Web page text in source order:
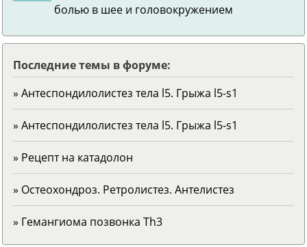
болью в шее и головокружением
Последние темы в форуме:
» Антеспондилолистез тела l5. Грыжа l5-s1
» Антеспондилолистез тела l5. Грыжа l5-s1
» Рецепт на катадолон
» Остеохондроз. Ретролистез. Антелистез
» Гемангиома позвонка Тh3